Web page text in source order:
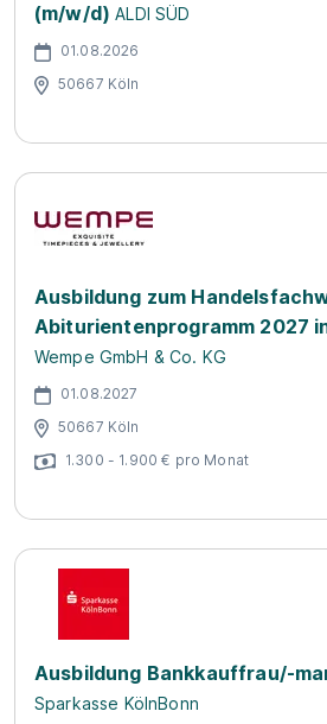
(m/w/d) ALDI SÜD
01.08.2026
50667 Köln
Ausbildung zum
Abiturientenprogramm 2027
Wempe GmbH & Co. KG
01.08.2027
50667 Köln
1.300 - 1.900 € pro Monat
Ausbildung Bankkauffrau/-
Sparkasse KölnBonn